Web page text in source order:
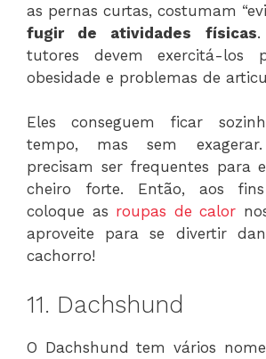
as pernas curtas, costumam
fugir de atividades físicas
tutores devem exercitá-los
obesidade e problemas de
Eles conseguem ficar
tempo, mas sem
precisam ser frequentes para
cheiro forte. Então, aos
coloque as roupas de calor
aproveite para se divertir
cachorro!
11. Dachshund
O Dachshund tem vários